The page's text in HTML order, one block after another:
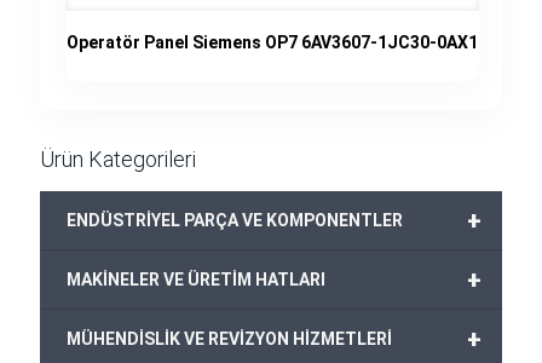
Operatör Panel Siemens OP7 6AV3607-1JC30-0AX1
Ürün Kategorileri
+
ENDÜSTRİYEL PARÇA VE KOMPONENTLER
+
MAKİNELER VE ÜRETİM HATLARI
+
MÜHENDİSLİK VE REVİZYON HİZMETLERİ